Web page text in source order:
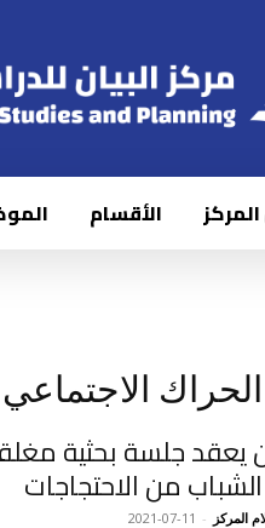
الأقسام
الاجتماعي
يعقد جلسة بحثية
من الاحتجاجات
المركز -
2021-07-11